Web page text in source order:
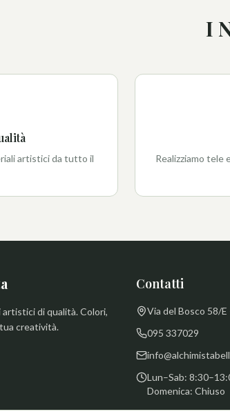
I
artistici da tutto il
Realizziamo tele
di qualità. Colori,
creatività.
Contatti
Via del Bosco 58/
095 337029
Lun–Sab:
Domenica: Chiuso